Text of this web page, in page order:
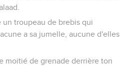
un troupeau de brebis qui
a sa jumelle, aucune d'elles
moitié de grenade derrière ton